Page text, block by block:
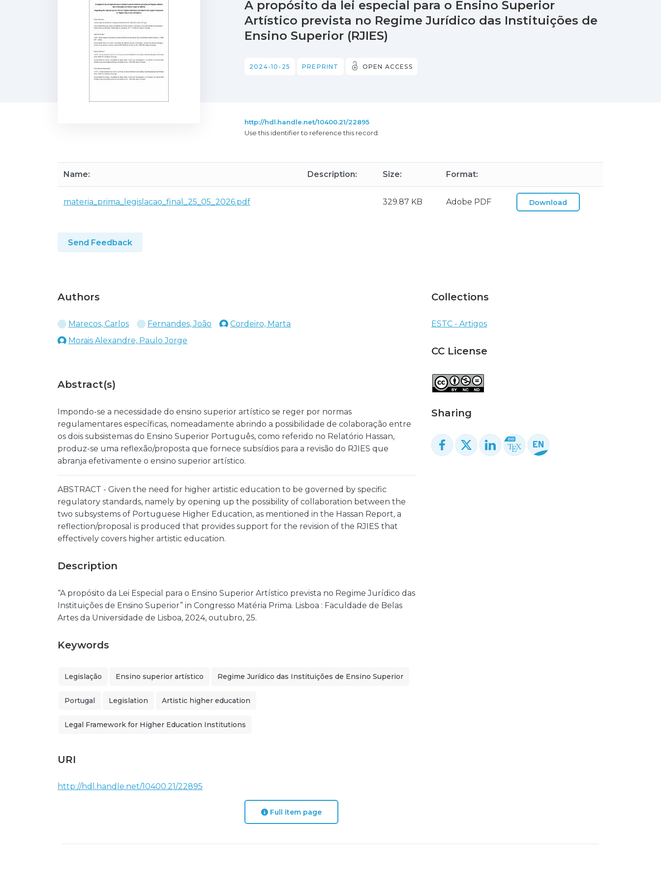
A propósito da lei especial para o Ensino Superior
Artístico prevista no Regime Jurídico das Instituições de
Ensino Superior (RJIES)
2024-10-25 PREPRINT OPEN ACCESS
http://hdl.handle.net/10400.21/22895
Use this identifier to reference this record.
Name: Description: Size: Format:
materia_prima_legislacao_final_25_05_2026.pdf 329.87 KB Adobe PDF Download
Send Feedback
Authors
Marecos, Carlos Fernandes, João
Cordeiro, Marta
Morais Alexandre, Paulo Jorge
Abstract(s)
Impondo-se a necessidade do ensino superior artístico se reger por normas
regulamentares específicas, nomeadamente abrindo a possibilidade de colaboração entre
os dois subsistemas do Ensino Superior Português, como referido no Relatório Hassan,
produz-se uma reflexão/proposta que fornece subsídios para a revisão do RJIES que
abranja efetivamente o ensino superior artístico.
ABSTRACT - Given the need for higher artistic education to be governed by specific
regulatory standards, namely by opening up the possibility of collaboration between the
two subsystems of Portuguese Higher Education, as mentioned in the Hassan Report, a
reflection/proposal is produced that provides support for the revision of the RJIES that
effectively covers higher artistic education.
Description
“A propósito da Lei Especial para o Ensino Superior Artístico prevista no Regime Jurídico das
Instituições de Ensino Superior” in Congresso Matéria Prima. Lisboa : Faculdade de Belas
Artes da Universidade de Lisboa, 2024, outubro, 25.
Keywords
Legislação Ensino superior artístico Regime Jurídico das Instituições de Ensino Superior
Portugal Legislation Artistic higher education
Legal Framework for Higher Education Institutions
URI
http://hdl.handle.net/10400.21/22895
Collections
ESTC - Artigos
CC License
Sharing
Full item page